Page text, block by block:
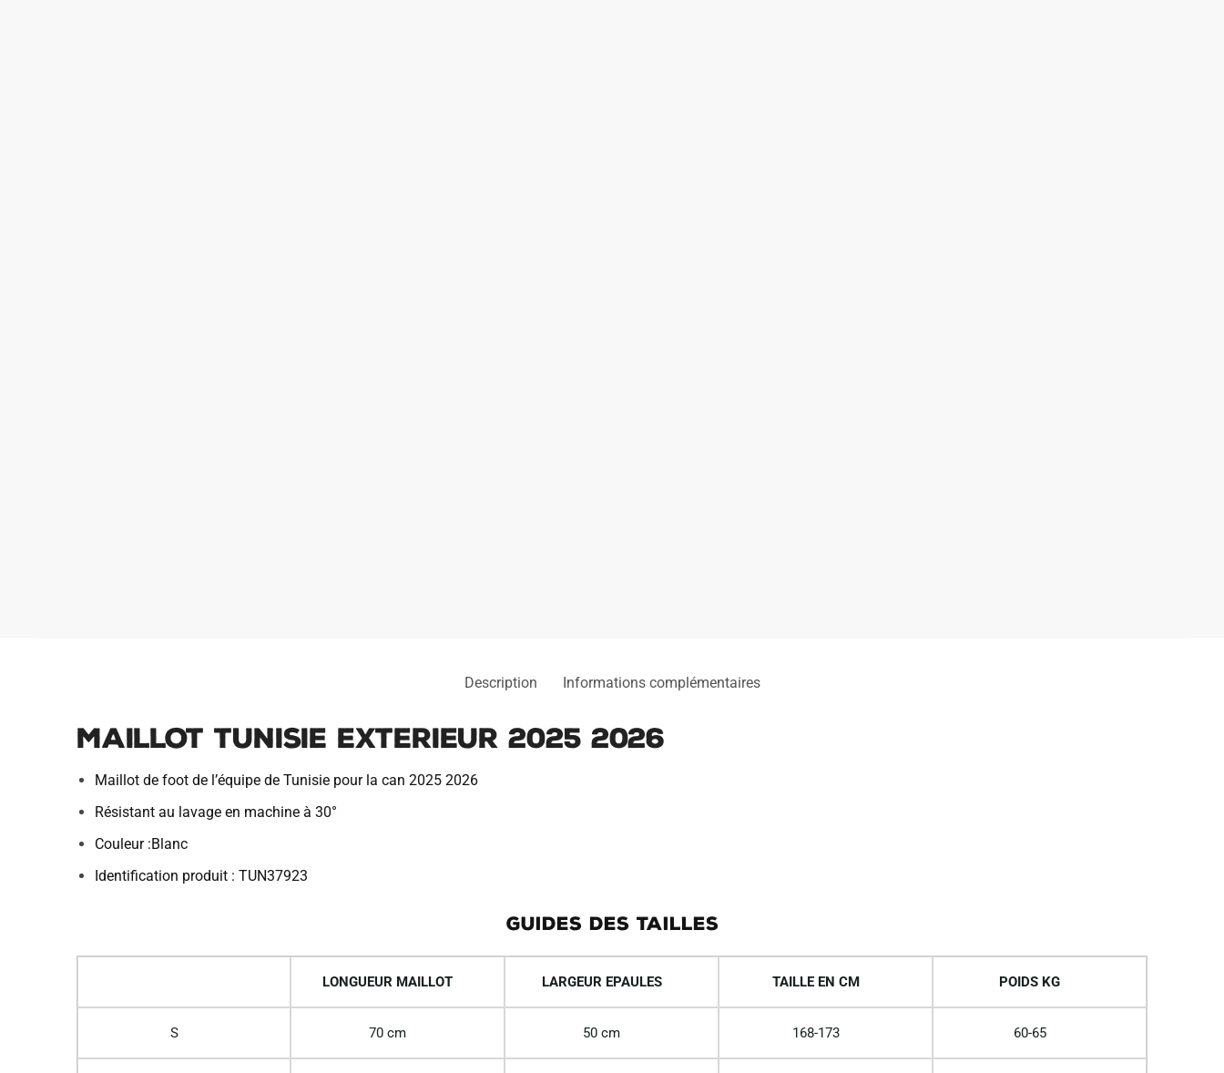
Description Informations complémentaires
Maillot Tunisie Exterieur 2025 2026
Maillot de foot de l’équipe de Tunisie pour la can 2025 2026
Résistant au lavage en machine à 30°
Couleur :Blanc
Identification produit : TUN37923
GUIDES DES TAILLES
LONGUEUR MAILLOT LARGEUR EPAULES TAILLE EN CM POIDS KG
S 70 cm 50 cm 168-173 60-65